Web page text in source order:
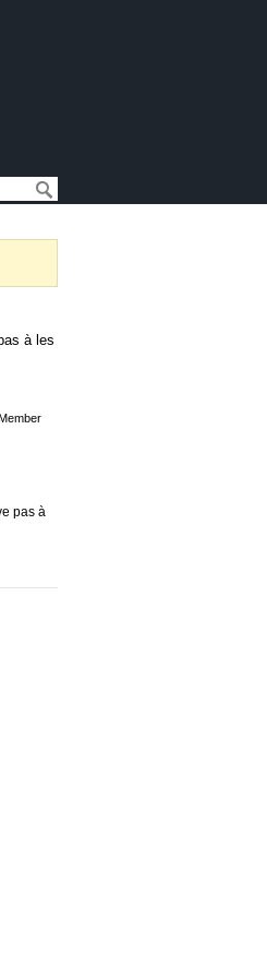
à les
pas à